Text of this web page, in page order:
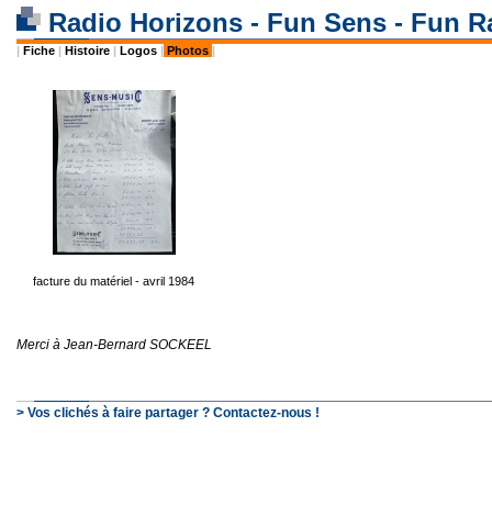
Radio Horizons - Fun Sens - Fun
| Fiche | Histoire | Logos | Photos |
facture du matériel - avril 1984
Merci à Jean-Bernard SOCKEEL
> Vos clichés à faire partager ? Contactez-nous !